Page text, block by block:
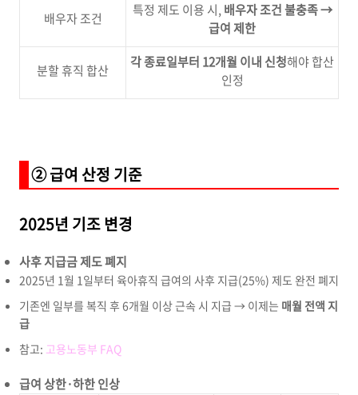
배우자 조건 특정 제도 이용 시, 배우자 조건 불충족 →
급여 제한
분할 휴직 합산 각 종료일부터 12개월 이내 신청해야 합산
인정
② 급여 산정 기준
2025년 기조 변경
사후 지급금 제도 폐지
2025년 1월 1일부터 육아휴직 급여의 사후 지급(25%) 제도 완전 폐지
기존엔 일부를 복직 후 6개월 이상 근속 시 지급 → 이제는 매월 전액 지
급
참고: 고용노동부 FAQ
급여 상한·하한 인상